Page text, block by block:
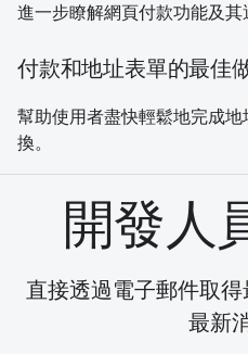
進一步瞭解網頁付款功能及其
付款和地址表單的最佳
幫助使用者盡快輕鬆地完成
換。
開發人
直接透過電子郵件取
最新